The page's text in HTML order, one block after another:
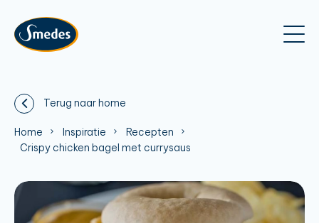
Terug naar home
Home Inspiratie
Recepten
Crispy chicken bagel met currysaus